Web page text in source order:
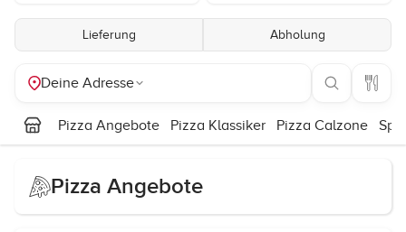
Lieferung Abholung
Deine Adresse
Pizza Angebote Pizza Klassiker Pizza Calzone
Pizza Angebote